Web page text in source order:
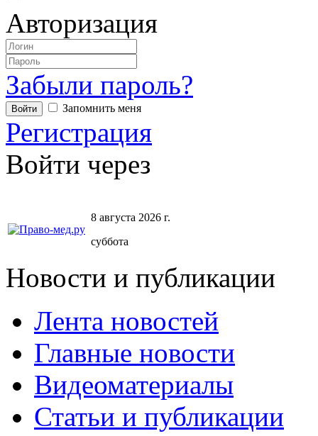
Авторизация
Забыли пароль?
Запомнить меня
Регистрация
Войти через
8 августа 2026 г.
суббота
Новости и публикации
Лента новостей
Главные новости
Видеоматериалы
Статьи и публикации